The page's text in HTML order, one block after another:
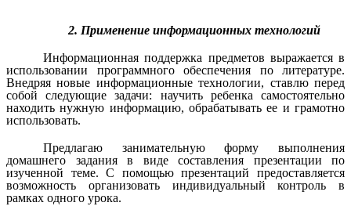
2. Применение информационных технологий
Информационная поддержка предметов выражается в
использовании программного обеспечения по литературе.
Внедряя новые информационные технологии, ставлю перед
собой следующие задачи: научить ребенка самостоятельно
находить нужную информацию, обрабатывать ее и грамотно
использовать.
Предлагаю занимательную форму выполнения
домашнего задания в виде составления презентации по
изученной теме. С помощью презентаций предоставляется
возможность организовать индивидуальный контроль в
рамках одного урока.